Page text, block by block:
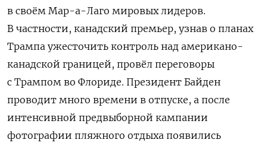
в своём Мар-а-Лаго мировых лидеров.
В частности, канадский премьер, узнав о планах
Трампа ужесточить контроль над американо-
канадской границей, провёл переговоры
с Трампом во Флориде. Президент Байден
проводит много времени в отпуске, а после
интенсивной предвыборной кампании
фотографии пляжного отдыха появились